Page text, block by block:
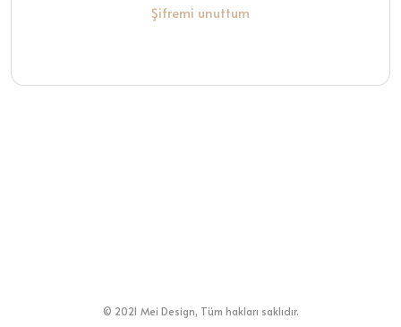
Şifremi unuttum
© 2021 Mei Design, Tüm hakları saklıdır.